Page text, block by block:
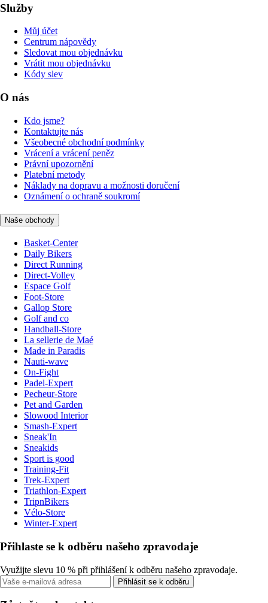
Služby
Můj účet
Centrum nápovědy
Sledovat mou objednávku
Vrátit mou objednávku
Kódy slev
O nás
Kdo jsme?
Kontaktujte nás
Všeobecné obchodní podmínky
Vrácení a vrácení peněz
Právní upozornění
Platební metody
Náklady na dopravu a možnosti doručení
Oznámení o ochraně soukromí
Naše obchody
Basket-Center
Daily Bikers
Direct Running
Direct-Volley
Espace Golf
Foot-Store
Gallop Store
Golf and co
Handball-Store
La sellerie de Maé
Made in Paradis
Nauti-wave
On-Fight
Padel-Expert
Pecheur-Store
Pet and Garden
Slowood Interior
Smash-Expert
Sneak'In
Sneakids
Sport is good
Training-Fit
Trek-Expert
Triathlon-Expert
TripnBikers
Vélo-Store
Winter-Expert
Přihlaste se k odběru našeho zpravodaje
Využijte slevu 10 % při přihlášení k odběru našeho zpravodaje.
Přihlásit se k odběru